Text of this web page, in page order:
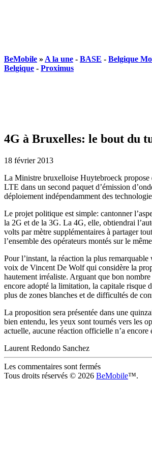
BeMobile » A la une - BASE - Belgique
Belgique - Proximus
4G à Bruxelles: le bout du
18 février 2013
La Ministre bruxelloise Huytebroeck propose
LTE dans un second paquet d’émission
déploiement indépendamment des
Le projet politique est simple: cantonner
la 2G et de la 3G. La 4G, elle, obtiendrai
volts par mètre supplémentaires à partager
l’ensemble des opérateurs montés sur le
Pour l’instant, la réaction la plus
voix de Vincent De Wolf qui considère la
hautement irréaliste. Arguant que bon nombre
encore adopté la limitation, la capitale risque
plus de zones blanches et de difficultés de
La proposition sera présentée dans une
bien entendu, les yeux sont tournés vers les
actuelle, aucune réaction officielle n’a encore
Laurent Redondo Sanchez
Les commentaires sont fermés
Tous droits réservés © 2026 BeMobile™.